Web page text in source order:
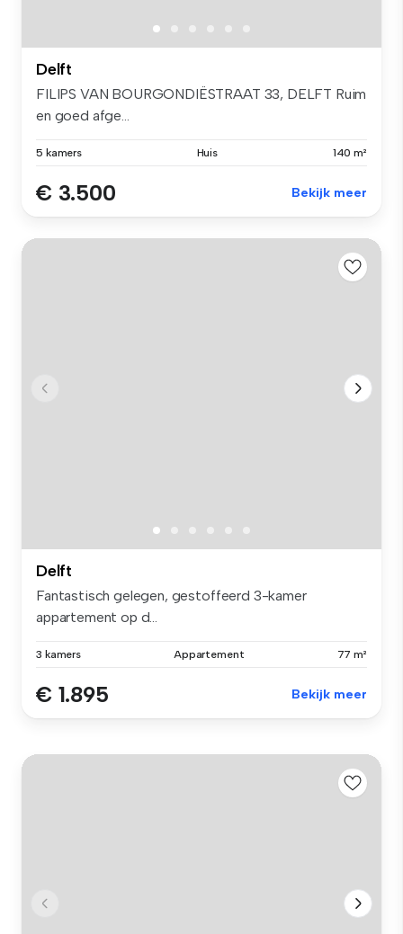
Delft
FILIPS VAN BOURGONDIËSTRAAT 33, DELFT Ruim
en goed afge...
5 kamers Huis 140 m²
€ 3.500 Bekijk meer
Delft
Fantastisch gelegen, gestoffeerd 3-kamer
appartement op d...
3 kamers Appartement 77 m²
€ 1.895 Bekijk meer